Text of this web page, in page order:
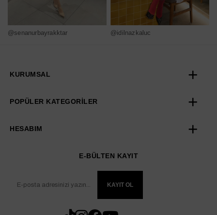
@senanurbayrakktar @idilnazkaluc
KURUMSAL
POPÜLER KATEGORİLER
HESABIM
E-BÜLTEN KAYIT
KAYIT OL